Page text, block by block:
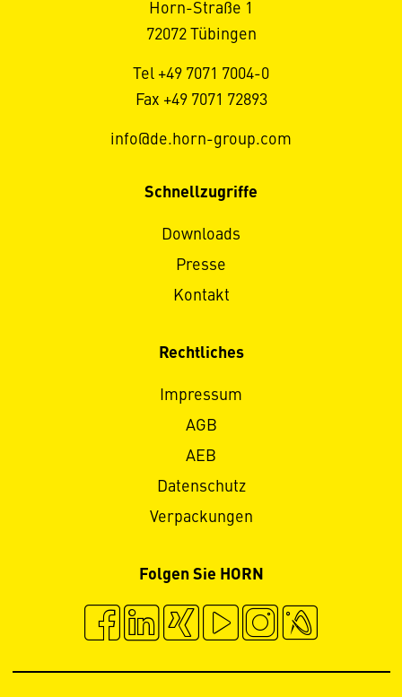
Horn-Straße 1
72072 Tübingen
Tel +49 7071 7004-0
Fax +49 7071 72893
info@de.horn-group.com
Schnellzugriffe
Downloads
Presse
Kontakt
Rechtliches
Impressum
AGB
AEB
Datenschutz
Verpackungen
Folgen Sie HORN